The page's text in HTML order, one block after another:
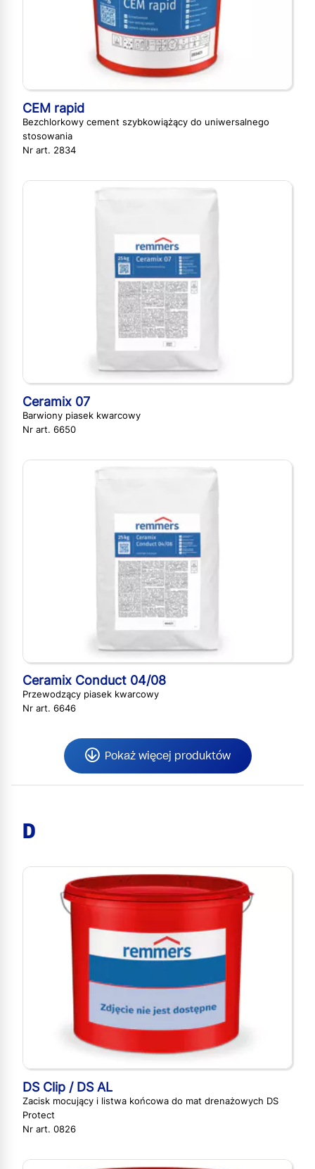
CEM rapid
Bezchlorkowy cement szybkowiążący do uniwersalnego
stosowania
Nr art. 2834
Ceramix 07
Barwiony piasek kwarcowy
Nr art. 6650
Ceramix Conduct 04/08
Przewodzący piasek kwarcowy
Nr art. 6646
Pokaż więcej produktów
D
DS Clip / DS AL
Zacisk mocujący i listwa końcowa do mat drenażowych DS
Protect
Nr art. 0826